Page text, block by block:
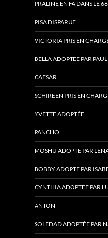
PRALINE EN FA DANS LE 68
PISA DISPARUE
VICTORIA PRIS EN
BELLA ADOPTEE PAR
CAESAR
SCHIREEN PRIS EN
YVETTE ADOPTÉE
PANCHO
MOSHU ADOPTE PAR
BOBBY ADOPTE PAR
CYNTHIA ADOPTEE PAR
ANTON
SOLEDAD ADOPTÉE PAR